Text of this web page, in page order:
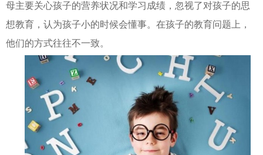
母主要关心孩子的营养状况和学习成绩，忽视了对孩子的思
想教育，认为孩子小的时候会懂事。在孩子的教育问题上，
他们的方式往往不一致。